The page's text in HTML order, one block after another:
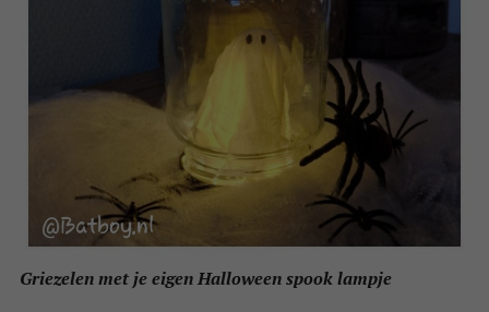
Griezelen met je eigen Halloween spook lampje